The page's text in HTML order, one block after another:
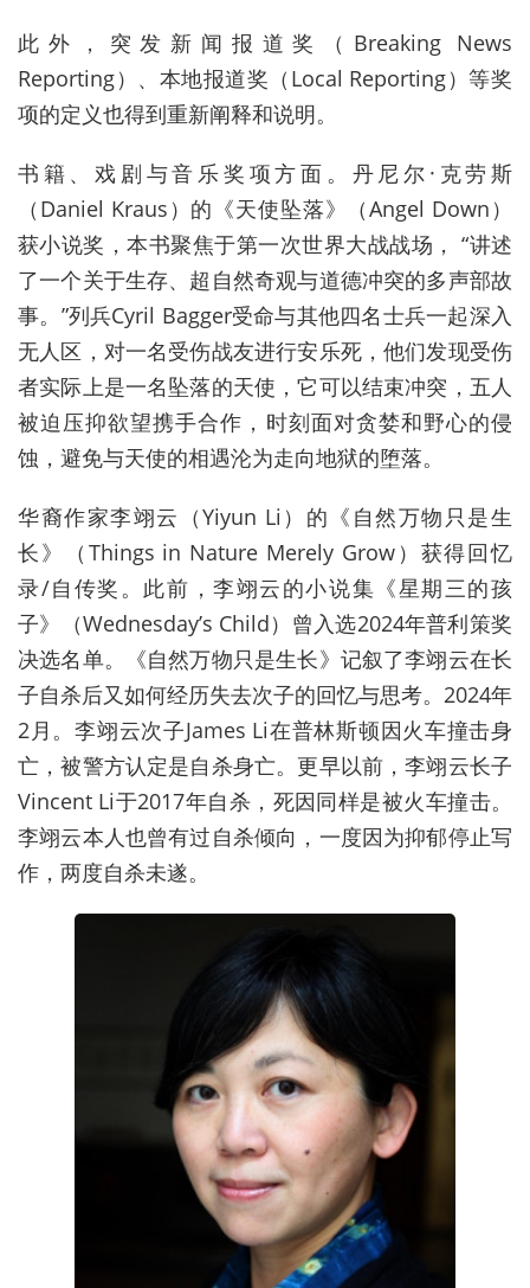
此外，突发新闻报道奖（Breaking News
Reporting）、本地报道奖（Local Reporting）等奖
项的定义也得到重新阐释和说明。
书籍、戏剧与音乐奖项方面。丹尼尔·克劳斯
（Daniel Kraus）的《天使坠落》（Angel Down）
获小说奖，本书聚焦于第一次世界大战战场， “讲述
了一个关于生存、超自然奇观与道德冲突的多声部故
事。”列兵Cyril Bagger受命与其他四名士兵一起深入
无人区，对一名受伤战友进行安乐死，他们发现受伤
者实际上是一名坠落的天使，它可以结束冲突，五人
被迫压抑欲望携手合作，时刻面对贪婪和野心的侵
蚀，避免与天使的相遇沦为走向地狱的堕落。
华裔作家李翊云（Yiyun Li）的《自然万物只是生
长》（Things in Nature Merely Grow）获得回忆
录/自传奖。此前，李翊云的小说集《星期三的孩
子》（Wednesday’s Child）曾入选2024年普利策奖
决选名单。《自然万物只是生长》记叙了李翊云在长
子自杀后又如何经历失去次子的回忆与思考。2024年
2月。李翊云次子James Li在普林斯顿因火车撞击身
亡，被警方认定是自杀身亡。更早以前，李翊云长子
Vincent Li于2017年自杀，死因同样是被火车撞击。
李翊云本人也曾有过自杀倾向，一度因为抑郁停止写
作，两度自杀未遂。